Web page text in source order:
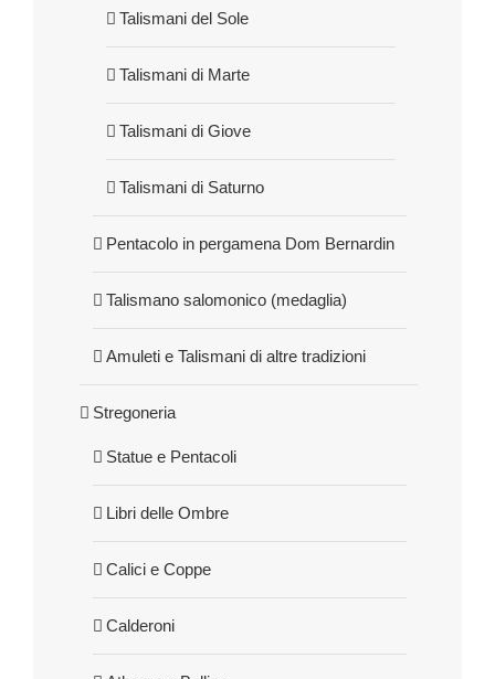
Talismani del Sole
Talismani di Marte
Talismani di Giove
Talismani di Saturno
Pentacolo in pergamena Dom Bernardin
Talismano salomonico (medaglia)
Amuleti e Talismani di altre tradizioni
Stregoneria
Statue e Pentacoli
Libri delle Ombre
Calici e Coppe
Calderoni